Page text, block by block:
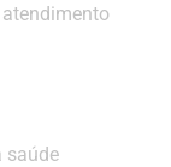
saúde